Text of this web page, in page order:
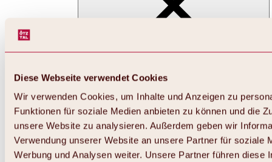
Diese Webseite verwendet Cookies
Wir verwenden Cookies, um Inhalte und Anzeigen zu
Funktionen für soziale Medien anbieten zu können und die
unsere Website zu analysieren. Außerdem geben wir
Verwendung unserer Website an unsere Partner für soziale
Werbung und Analysen weiter. Unsere Partner führen diese